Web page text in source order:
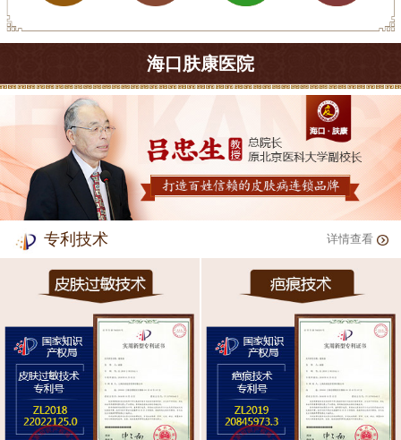
海口肤康医院
专利技术 详情查看